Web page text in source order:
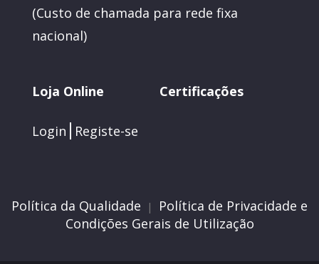
(Custo de chamada para rede fixa
nacional)
Loja Online
Login Registe-se
Certificações
Política da Qualidade | Política de Privacidade e
Condições Gerais de Utilização